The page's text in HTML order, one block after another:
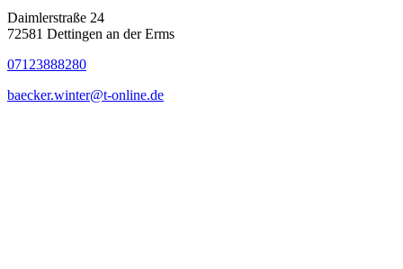
Daimlerstraße 24
72581 Dettingen an der Erms
07123888280
baecker.winter@t-online.de